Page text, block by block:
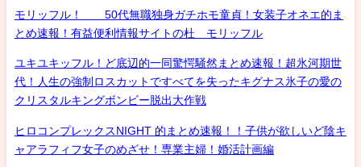
モリッフル！ 50代無職独身ガチホモ童貞！女装子オネエ的ま
とめ速報！有益便利情報サイトの杜 モリッフル
ユキユキッフル！ど底辺的一同驚愕騒然まとめ速報！超氷河期世
代！人生の強制ロスカットですべてを失ったキグナス氷子の愛の
クリスタルキングボンビー脱出大作戦
ヒロコンプレックスNIGHT 的まとめ速報！！子供が欲しいど陰キ
ャアラフィフ女子のめざせ！専業主婦！婚活計画編